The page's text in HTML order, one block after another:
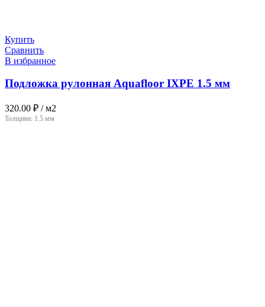
Купить
Сравнить
В избранное
Подложка рулонная Aquafloor IXPE 1.5 мм
320.00 ₽ / м2
Толщина: 1.5 мм